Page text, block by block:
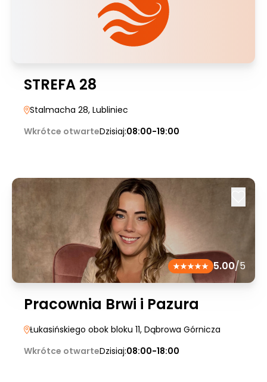
STREFA 28
Stalmacha 28, Lubliniec
Wkrótce otwarteDzisiaj:08:00-19:00
5.00/5
Pracownia Brwi i Pazura
Łukasińskiego obok bloku 11, Dąbrowa Górnicza
Wkrótce otwarteDzisiaj:08:00-18:00